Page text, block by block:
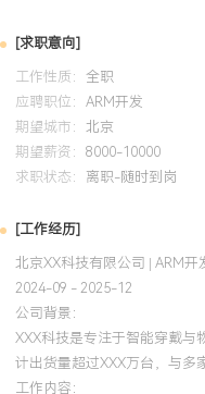
系统学习了ARM体系架构
中的性能分析方法应用于
视频流处理延迟降低
方案迁移，提升了系统安全
[求职意向]
工作性质： 全职
应聘职位： ARM开发
期望城市： 北京
期望薪资： 8000-10000
求职状态： 离职-随时到岗
[工作经历]
北京XX科技有限公司 | ARM开
2024-09 - 2025-12
公司背景：
XXX科技是专注于智能穿戴与
计出货量超过XXX万台，与多
工作内容：